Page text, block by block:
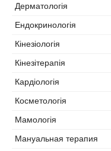
Дерматологія
Ендокринологія
Кінезіологія
Кінезітерапія
Кардіологія
Косметологія
Мамологія
Мануальная терапия